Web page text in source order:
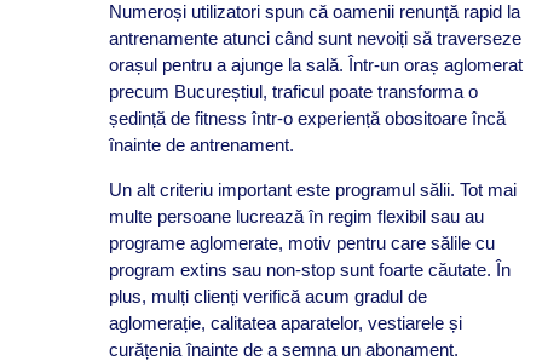
Numeroși utilizatori spun că oamenii renunță rapid la
antrenamente atunci când sunt nevoiți să traverseze
orașul pentru a ajunge la sală. Într-un oraș aglomerat
precum Bucureștiul, traficul poate transforma o
ședință de fitness într-o experiență obositoare încă
înainte de antrenament.
Un alt criteriu important este programul sălii. Tot mai
multe persoane lucrează în regim flexibil sau au
programe aglomerate, motiv pentru care sălile cu
program extins sau non-stop sunt foarte căutate. În
plus, mulți clienți verifică acum gradul de
aglomerație, calitatea aparatelor, vestiarele și
curățenia înainte de a semna un abonament.